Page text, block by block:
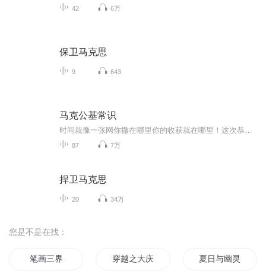
42 6万
保卫马克思
9 643
马克公基常识
87 7万
捍卫马克思
20 34万
您是不是在找：
笔画三界 穿越之大庆帝国 夏日与幽灵与画笔